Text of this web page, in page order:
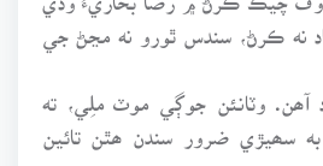
نه ڪرڻ، سندس ٿورو نه مڃڻ جي
آھن. وٽانئن جوڳي موٽ ملِي، ته
به سھيڙي ضرور سندن ھٿن تائين